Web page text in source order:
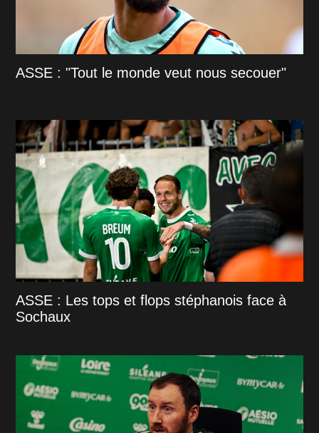
ASSE : "Tout le monde veut nous secouer"
ASSE : Les tops et flops stéphanois face à
Sochaux